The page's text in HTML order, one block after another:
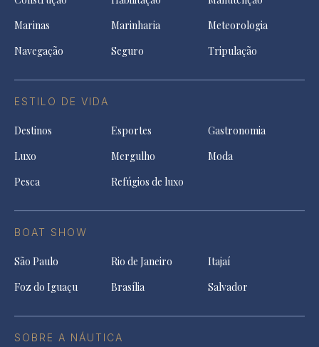
Marinas
Marinharia
Meteorologia
Navegação
Seguro Tripulação
ESTILO DE VIDA
Destinos Esportes
Gastronomia
Luxo
Mergulho
Moda
Pesca
Refúgios de luxo
BOAT SHOW
São Paulo Rio de Janeiro
Itajaí
Foz do Iguaçu
Brasília Salvador
SOBRE A NÁUTICA